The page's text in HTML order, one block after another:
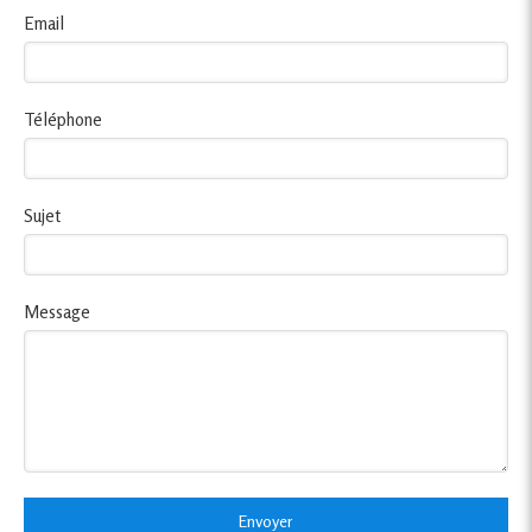
Email
Téléphone
Sujet
Message
Envoyer